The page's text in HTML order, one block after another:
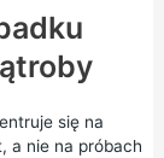
się na
a nie na próbach